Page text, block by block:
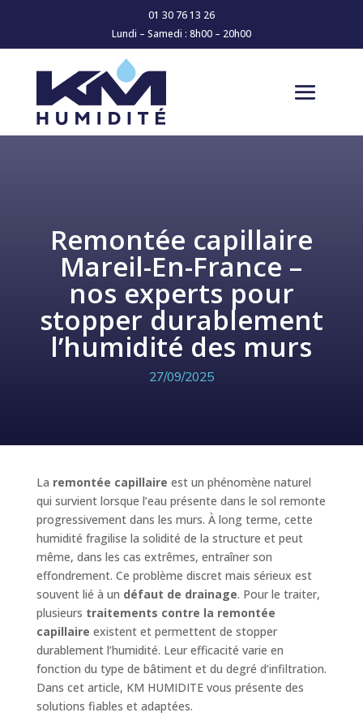
01 30 76 13 26
Lundi – Samedi : 8h00 – 20h00
Remontée capillaire
Mareil-En-France –
nos experts pour
stopper durablement
l’humidité des murs
27/09/2025
La remontée capillaire est un phénomène naturel
qui survient lorsque l’eau présente dans le sol remonte
progressivement dans les murs. À long terme, cette
humidité fragilise la solidité de la structure et peut
même, dans les cas extrêmes, entraîner son
effondrement. Ce problème discret mais sérieux est
souvent lié à un défaut de drainage. Pour le traiter,
plusieurs traitements contre la remontée
capillaire existent et permettent de stopper
durablement l’humidité. Leur efficacité varie en
fonction du type de bâtiment et du degré d’infiltration.
Dans cet article, KM HUMIDITE vous présente des
solutions fiables et adaptées.